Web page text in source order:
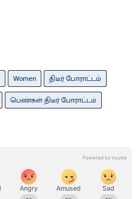
Women
திடீர் போராட்டம்
பெண்கள் திடீர் போராட்டம்